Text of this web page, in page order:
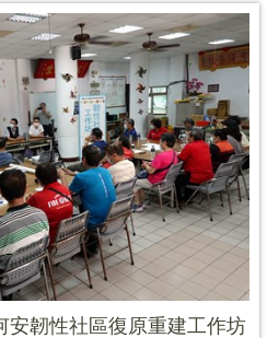
安韌性社區復原重建工作坊